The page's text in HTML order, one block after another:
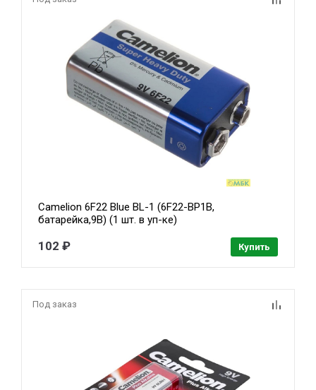
Camelion 6F22 Blue BL-1 (6F22-BP1B,
батарейка,9В) (1 шт. в уп-ке)
102 ₽ Купить
Под заказ